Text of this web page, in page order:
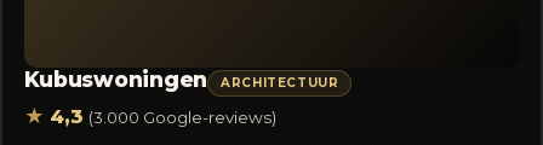
Kubuswoningen ARCHITECTUUR
★ 4,3 (3.000 Google-reviews)